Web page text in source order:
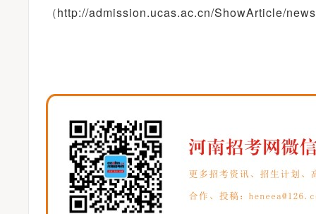
（http://admission.ucas.ac.cn/ShowArticle/